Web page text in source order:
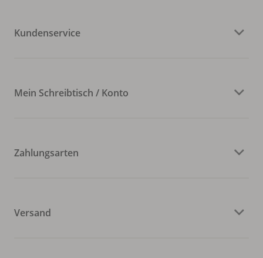
Kundenservice
Mein Schreibtisch / Konto
Zahlungsarten
Versand